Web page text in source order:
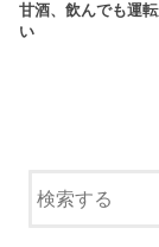
甘酒、飲んでも運
い